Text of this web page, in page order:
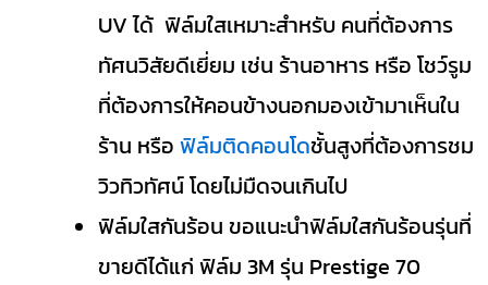
UV ได้ ฟิล์มใสเหมาะสำหรับ คนที่ต้องการ
ทัศนวิสัยดีเยี่ยม เช่น ร้านอาหาร หรือ โชว์รูม
ที่ต้องการให้คอนข้างนอกมองเข้ามาเห็นใน
ร้าน หรือ ฟิล์มติดคอนโดชั้นสูงที่ต้องการชม
วิวทิวทัศน์ โดยไม่มืดจนเกินไป
ฟิล์มใสกันร้อน ขอแนะนำฟิล์มใสกันร้อนรุ่นที่
ขายดีได้แก่ ฟิล์ม 3M รุ่น Prestige 70